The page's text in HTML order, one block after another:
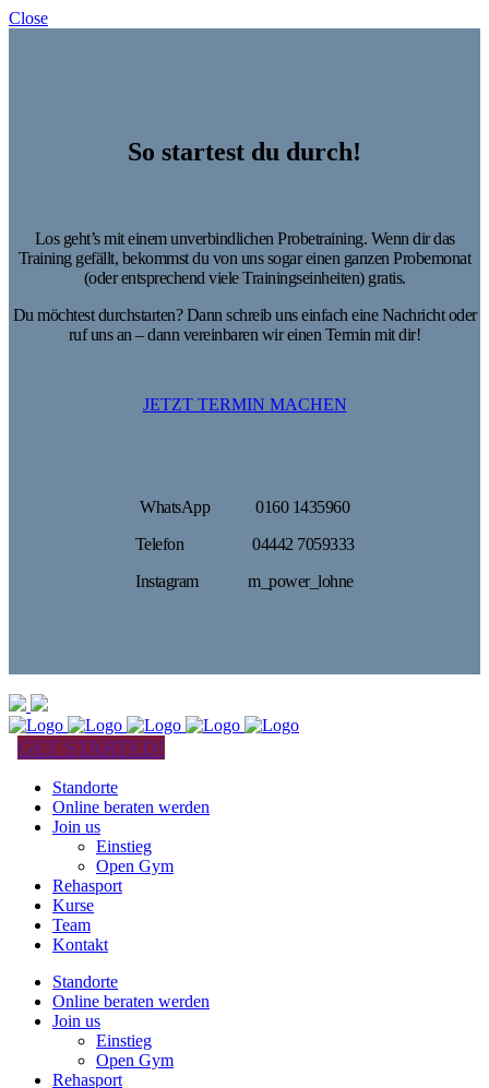
Close
So startest du durch!
Los geht’s mit einem unverbindlichen Probetraining. Wenn dir das
Training gefällt, bekommst du von uns sogar einen ganzen Probemonat
(oder entsprechend viele Trainingseinheiten) gratis.
Du möchtest durchstarten? Dann schreib uns einfach eine Nachricht oder
ruf uns an – dann vereinbaren wir einen Termin mit dir!
JETZT TERMIN MACHEN
WhatsApp 0160 1435960
Telefon 04442 7059333
Instagram m_power_lohne
GET STARTED!
Standorte
Online beraten werden
Join us
Einstieg
Open Gym
Rehasport
Kurse
Team
Kontakt
Standorte
Online beraten werden
Join us
Einstieg
Open Gym
Rehasport